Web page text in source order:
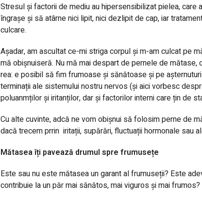
Stresul și factorii de mediu au hipersensibilizat pielea,
îngrașe și să atârne nici lipit, nici dezlipit de cap, iar
culcare.
Așadar, am ascultat ce-mi striga corpul și m-am culcat pe
mă obișnuiseră. Nu mă mai despart de pernele de
rea: e posibil să fim frumoase și sănătoase și pe
terminații ale sistemului nostru nervos (și aici vorbesc
poluanmților și iritanților, dar și factorilor interni care țin de
Cu alte cuvinte, adcă ne vom obișnui să folosim perne de
dacă trecem prrin iritații, supărări, fluctuații hormonale sau
Mătasea îți pavează drumul spre frumusețe
Este sau nu este mătasea un garant al frumuseții? Este
contribuie la un păr mai sănătos, mai viguros și mai frumos?